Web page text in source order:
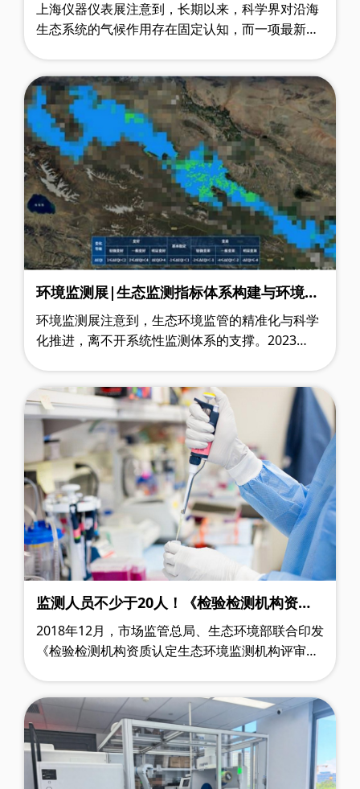
上海仪器仪表展注意到，长期以来，科学界对沿海
生态系统的气候作用存在固定认知，而一项最新研
动大量甲烷释放至大气，让沙质海岸成为此前被忽
视的重要温室气体排放源。
环境监测展|生态监测指标体系构建与环境监
管应用实践
环境监测展注意到，生态环境监管的精准化与科学
化推进，离不开系统性监测体系的支撑。2023
明确核心目标：到 2025 年，基本建成覆盖全国的
生态质量监测网络，持续完善生态质量监督检测业
务体系，显著提升检测水平与主动发现生态破坏问
题的能力，为生态保护监管工作提供精准、高效的
决策支撑。
监测人员不少于20人！《检验检测机构资质
认定生态环境监测机构评审补充要求（征求
意见稿）》印发
2018年12月，市场监管总局、生态环境部联合印发
《检验检测机构资质认定生态环境监测机构评审补